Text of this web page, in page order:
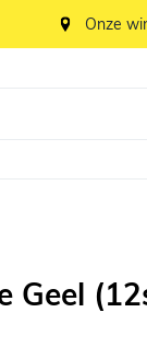
Onze
Geel